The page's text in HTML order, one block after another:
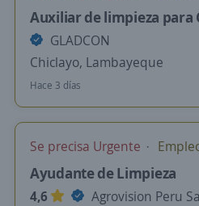
Auxiliar de limpieza para
GLADCON
Chiclayo, Lambayeque
Hace 3 días
Se precisa Urgente
Ayudante de Limpieza
4,6
Agrovision Peru